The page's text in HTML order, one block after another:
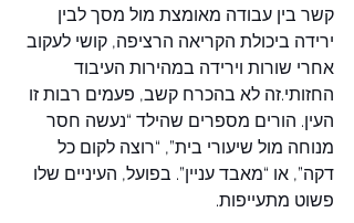
קשר בין עבודה מאומצת מול מסך לבין
ירידה ביכולת הקריאה הרציפה, קושי לעקוב
אחרי שורות וירידה במהירות העיבוד
החזותי.זה לא בהכרח קשב, פעמים רבות זו
העין. הורים מספרים שהילד “נעשה חסר
מנוחה מול שיעורי בית”, “רוצה לקום כל
דקה”, או “מאבד עניין”. בפועל, העיניים שלו
פשוט מתעייפות.